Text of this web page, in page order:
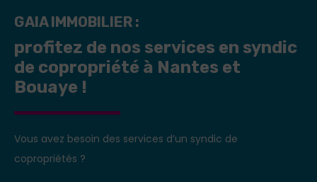
GAIA IMMOBILIER :
profitez de nos services en syndic
de copropriété à Nantes et
Bouaye !
Vous avez besoin des services d’un syndic de
copropriétés ?